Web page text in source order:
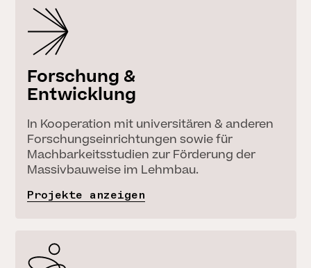
Forschung &
Entwicklung
In Kooperation mit universitären & anderen
Forschungseinrichtungen sowie für
Machbarkeitsstudien zur Förderung der
Massivbauweise im Lehmbau.
Projekte anzeigen